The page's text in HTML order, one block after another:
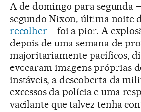
A de domingo para segunda
segundo Nixon, última noite
recolher– foi a pior. A
depois de uma semana de
majoritariamente pacíficos,
evocaram imagens próprias
instáveis, a descoberta da
excessos da polícia e uma
vacilante que talvez tenha